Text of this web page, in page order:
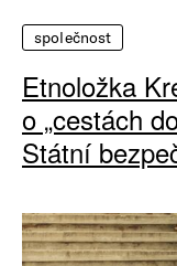
společnost
Etnoložka
o „cestách
Státní